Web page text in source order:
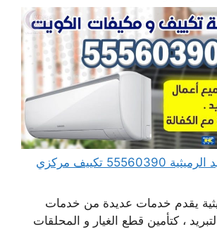
فني تكييف وتبريد الرميثية 55560390 تكييف مركزي
يقدم خدمات عديدة من خدمات
، كتأمين قطع الغيار و المحلقات